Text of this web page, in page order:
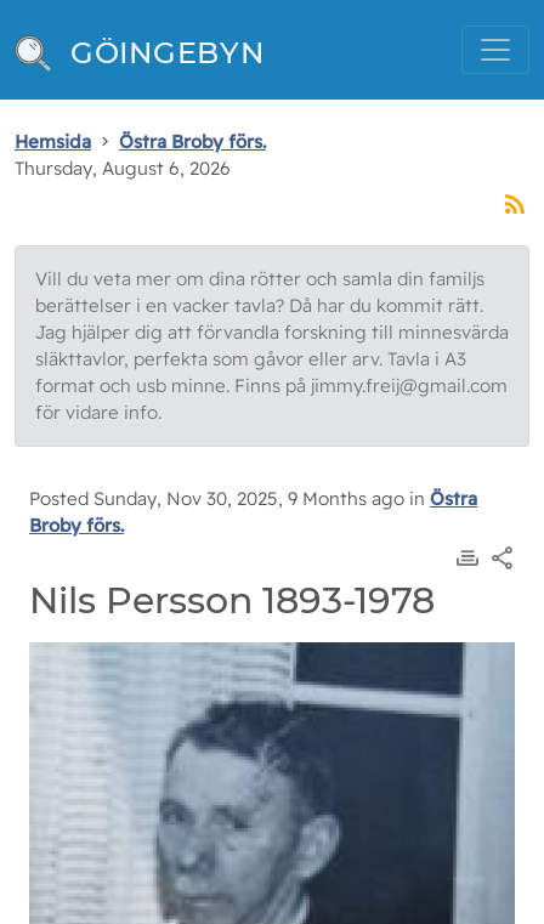
GÖINGEBYN
Hemsida
Östra Broby förs.
Thursday, August 6, 2026
Vill du veta mer om dina rötter och samla din familjs
berättelser i en vacker tavla? Då har du kommit rätt.
Jag hjälper dig att förvandla forskning till minnesvärda
släkttavlor, perfekta som gåvor eller arv. Tavla i A3
format och usb minne. Finns på jimmy.freij@gmail.com
för vidare info.
Posted Sunday, Nov 30, 2025, 9 Months ago in Östra
Broby förs.
Nils Persson 1893-1978